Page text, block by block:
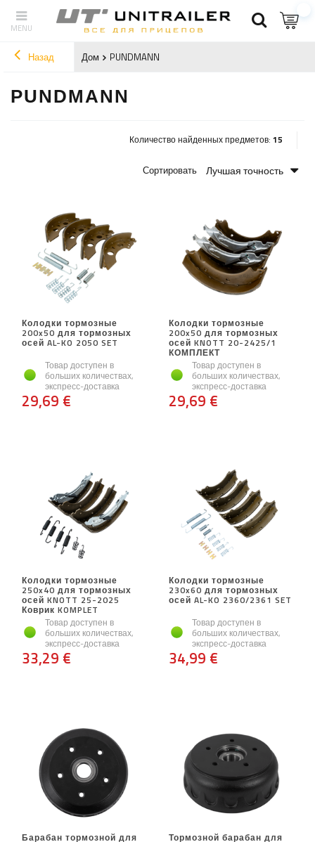
Назад Дом PUNDMANN
PUNDMANN
Количество найденных предметов: 15
Сортировать Лучшая точность
Колодки тормозные
200x50 для тормозных
осей AL-KO 2050 SET
Товар доступен в
больших количествах,
экспресс-доставка
29,69 €
Колодки тормозные
200x50 для тормозных
осей KNOTT 20-2425/1
КОМПЛЕКТ
Товар доступен в
больших количествах,
экспресс-доставка
29,69 €
Колодки тормозные
250x40 для тормозных
осей KNOTT 25-2025
Коврик KOMPLET
Товар доступен в
больших количествах,
экспресс-доставка
33,29 €
Колодки тормозные
230x60 для тормозных
осей AL-KO 2360/2361 SET
Товар доступен в
больших количествах,
экспресс-доставка
34,99 €
Барабан тормозной для Тормозной барабан для